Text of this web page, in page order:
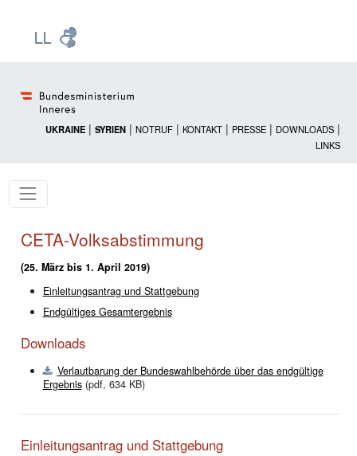
UKRAINE | SYRIEN | NOTRUF | KONTAKT | PRESSE | DOWNLOADS |
LINKS
CETA-Volksabstimmung
(25. März bis 1. April 2019)
Einleitungsantrag und Stattgebung
Endgültiges Gesamtergebnis
Downloads
Verlautbarung der Bundeswahlbehörde über das endgültige
Ergebnis(pdf, 634 KB)
Einleitungsantrag und Stattgebung